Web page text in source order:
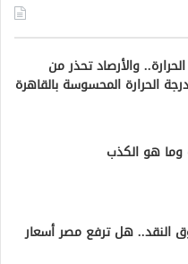
والأرصاد تحذر من
الحرارة المحسوسة بالقاهرة
هو الكذب
النقد.. هل ترفع مصر أسعار